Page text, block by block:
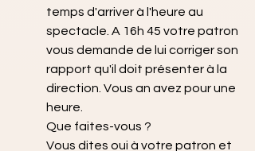
temps d'arriver à l'heure au
spectacle. A 16h 45 votre patron
vous demande de lui corriger son
rapport qu'il doit présenter à la
direction. Vous an avez pour une
heure.
Que faites-vous ?
Vous dites oui à votre patron et